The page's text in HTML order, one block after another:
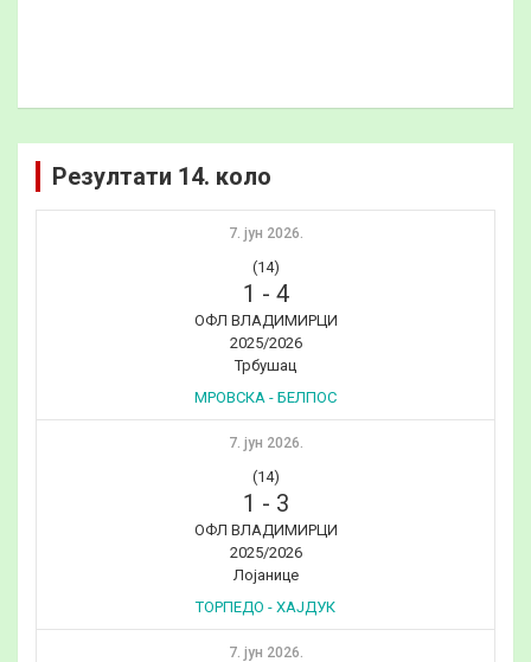
Резултати 14. коло
7. јун 2026.
(14)
1 - 4
ОФЛ ВЛАДИМИРЦИ
2025/2026
Трбушац
МРОВСКА - БЕЛПОС
7. јун 2026.
(14)
1 - 3
ОФЛ ВЛАДИМИРЦИ
2025/2026
Лојанице
ТОРПЕДО - ХАЈДУК
7. јун 2026.